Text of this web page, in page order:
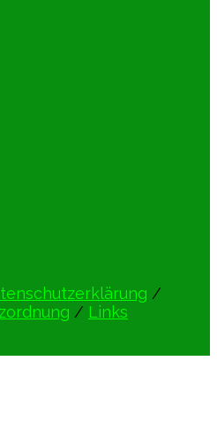
/
/ Links